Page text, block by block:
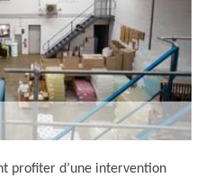
profiter d’une intervention